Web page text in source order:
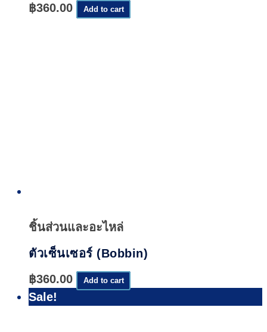
฿360.00 Add to cart
ชิ้นส่วนและอะไหล่
ตัวเซ็นเซอร์ (Bobbin)
฿360.00 Add to cart
Sale!